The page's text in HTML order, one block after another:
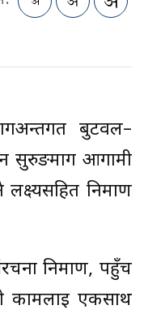
बुटवल–
सुरुङमार्ग आगामी
निर्माण
निर्माण, पहुँच
कामलाई एकसाथ